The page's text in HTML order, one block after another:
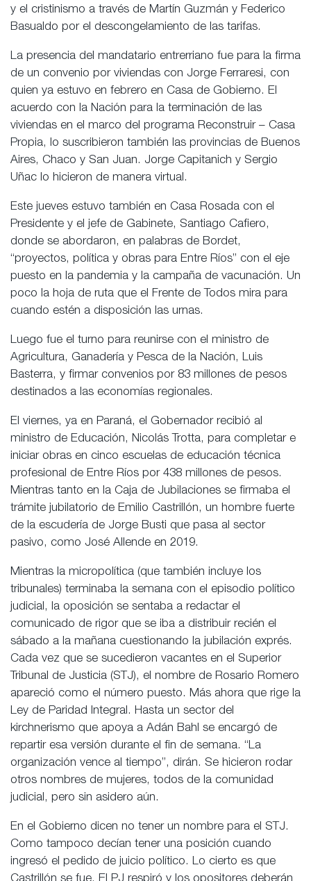
y el cristinismo a través de Martín Guzmán y Federico
Basualdo por el descongelamiento de las tarifas.
La presencia del mandatario entrerriano fue para la firma
de un convenio por viviendas con Jorge Ferraresi, con
quien ya estuvo en febrero en Casa de Gobierno. El
acuerdo con la Nación para la terminación de las
viviendas en el marco del programa Reconstruir – Casa
Propia, lo suscribieron también las provincias de Buenos
Aires, Chaco y San Juan. Jorge Capitanich y Sergio
Uñac lo hicieron de manera virtual.
Este jueves estuvo también en Casa Rosada con el
Presidente y el jefe de Gabinete, Santiago Cafiero,
donde se abordaron, en palabras de Bordet,
“proyectos, política y obras para Entre Ríos” con el eje
puesto en la pandemia y la campaña de vacunación. Un
poco la hoja de ruta que el Frente de Todos mira para
cuando estén a disposición las urnas.
Luego fue el turno para reunirse con el ministro de
Agricultura, Ganadería y Pesca de la Nación, Luis
Basterra, y firmar convenios por 83 millones de pesos
destinados a las economías regionales.
El viernes, ya en Paraná, el Gobernador recibió al
ministro de Educación, Nicolás Trotta, para completar e
iniciar obras en cinco escuelas de educación técnica
profesional de Entre Ríos por 438 millones de pesos.
Mientras tanto en la Caja de Jubilaciones se firmaba el
trámite jubilatorio de Emilio Castrillón, un hombre fuerte
de la escudería de Jorge Busti que pasa al sector
pasivo, como José Allende en 2019.
Mientras la micropolítica (que también incluye los
tribunales) terminaba la semana con el episodio político
judicial, la oposición se sentaba a redactar el
comunicado de rigor que se iba a distribuir recién el
sábado a la mañana cuestionando la jubilación exprés.
Cada vez que se sucedieron vacantes en el Superior
Tribunal de Justicia (STJ), el nombre de Rosario Romero
apareció como el número puesto. Más ahora que rige la
Ley de Paridad Integral. Hasta un sector del
kirchnerismo que apoya a Adán Bahl se encargó de
repartir esa versión durante el fin de semana. “La
organización vence al tiempo”, dirán. Se hicieron rodar
otros nombres de mujeres, todos de la comunidad
judicial, pero sin asidero aún.
En el Gobierno dicen no tener un nombre para el STJ.
Como tampoco decían tener una posición cuando
ingresó el pedido de juicio político. Lo cierto es que